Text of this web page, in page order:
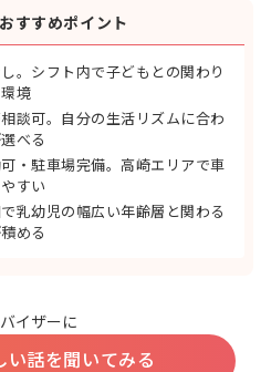
おすすめポイント
。シフト内で子どもとの関わり
境
談可。自分の生活リズムに合わ
べる
・駐車場完備。高崎エリアで車
すい
乳幼児の幅広い年齢層と関わる
める
イザーに
い話を聞いてみる